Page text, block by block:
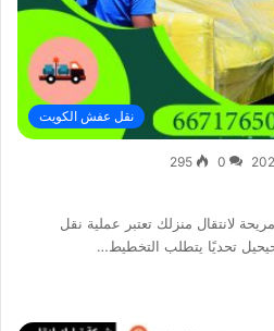
نقل عفش الكويت
0
295
لانتقال منزلك تعتبر عملية نقل
تحديًا يتطلب التخطيط…